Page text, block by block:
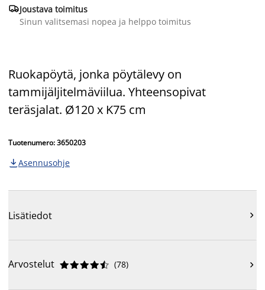
Joustava toimitus
Sinun valitsemasi nopea ja helppo toimitus
Ruokapöytä, jonka pöytälevy on
tammijäljitelmäviilua. Yhteensopivat
teräsjalat. Ø120 x K75 cm
Tuotenumero: 3650203
 Asennusohje
Lisätiedot 
Arvostelut 




 (78) 